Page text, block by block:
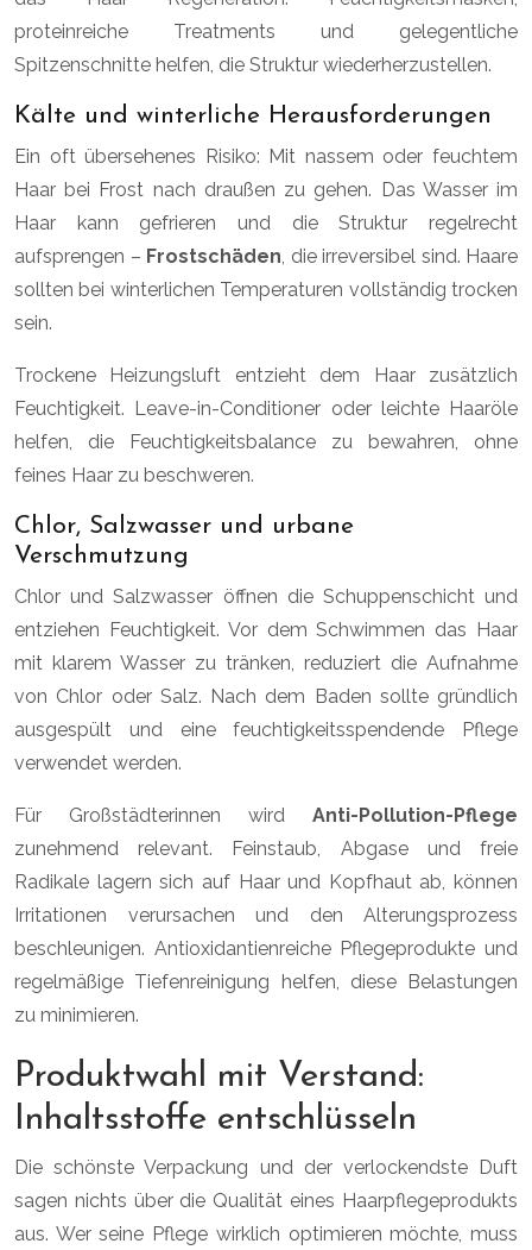
proteinreiche Treatments und gelegentliche
Spitzenschnitte helfen, die Struktur wiederherzustellen.
Kälte und winterliche Herausforderungen
Ein oft übersehenes Risiko: Mit nassem oder feuchtem
Haar bei Frost nach draußen zu gehen. Das Wasser im
Haar kann gefrieren und die Struktur regelrecht
aufsprengen – Frostschäden , die irreversibel sind. Haare
sollten bei winterlichen Temperaturen vollständig trocken
sein.
Trockene Heizungsluft entzieht dem Haar zusätzlich
Feuchtigkeit. Leave-in-Conditioner oder leichte Haaröle
helfen, die Feuchtigkeitsbalance zu bewahren, ohne
feines Haar zu beschweren.
Chlor, Salzwasser und urbane
Verschmutzung
Chlor und Salzwasser öffnen die Schuppenschicht und
entziehen Feuchtigkeit. Vor dem Schwimmen das Haar
mit klarem Wasser zu tränken, reduziert die Aufnahme
von Chlor oder Salz. Nach dem Baden sollte gründlich
ausgespült und eine feuchtigkeitsspendende Pflege
verwendet werden.
Für Großstädterinnen wird Anti-Pollution-Pflege
zunehmend relevant. Feinstaub, Abgase und freie
Radikale lagern sich auf Haar und Kopfhaut ab, können
Irritationen verursachen und den Alterungsprozess
beschleunigen. Antioxidantienreiche Pflegeprodukte und
regelmäßige Tiefenreinigung helfen, diese Belastungen
zu minimieren.
Produktwahl mit Verstand:
Inhaltsstoffe entschlüsseln
Die schönste Verpackung und der verlockendste Duft
sagen nichts über die Qualität eines Haarpflegeprodukts
aus. Wer seine Pflege wirklich optimieren möchte, muss